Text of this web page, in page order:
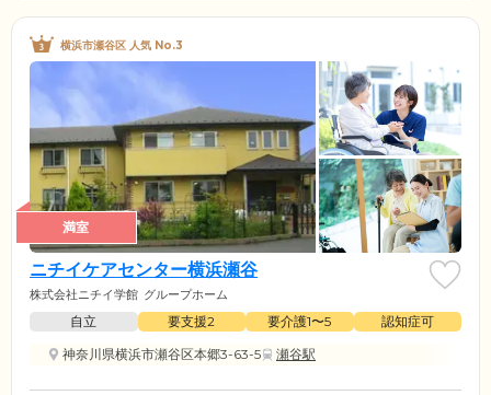
横浜市瀬谷区 人気 No.3
満室
ニチイケアセンター横浜瀬谷
株式会社ニチイ学館 グループホーム
自立 要支援2 要介護1〜5
認知症可
神奈川県横浜市瀬谷区本郷3-63-5
瀬谷駅